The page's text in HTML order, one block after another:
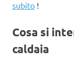
subito !
Cosa si
caldaia